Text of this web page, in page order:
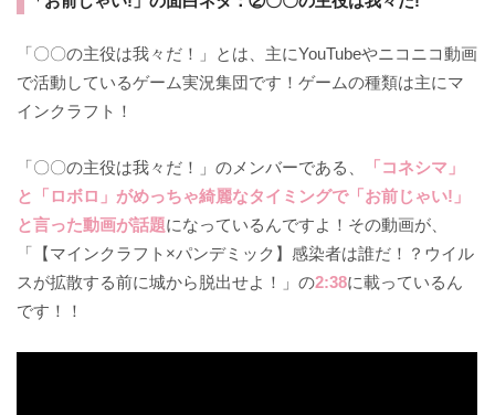
「〇〇の主役は我々だ！」とは、主にYouTubeやニコニコ動画
で活動しているゲーム実況集団です！ゲームの種類は主にマ
インクラフト！
「〇〇の主役は我々だ！」のメンバーである、
「コネシマ」
と「ロボロ」がめっちゃ綺麗なタイミングで「お前じゃい!」
と言った動画が話題になっているんですよ！その動画が、
「【マインクラフト×パンデミック】感染者は誰だ！？ウイル
スが拡散する前に城から脱出せよ！」の2:38に載っているん
です！！